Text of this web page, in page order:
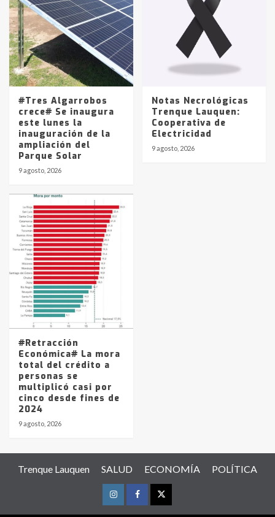
#Tres Algarrobos
crece# Se inaugura
este lunes la
inauguración de la
ampliación del
Parque Solar
9 agosto, 2026
Notas Necrológicas
Trenque Lauquen:
Cooperativa de
Electricidad
9 agosto, 2026
#Retracción
Económica# La mora
total del crédito a
personas se
multiplicó casi por
cinco desde fines de
2024
9 agosto, 2026
Trenque Lauquen SALUD ECONOMÍA POLÍTICA
InstagramFacebookTwitter